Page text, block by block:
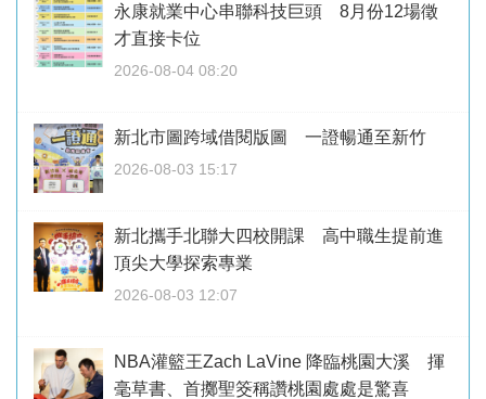
永康就業中心串聯科技巨頭 8月份12場徵
才直接卡位
2026-08-04 08:20
新北市圖跨域借閱版圖 一證暢通至新竹
2026-08-03 15:17
新北攜手北聯大四校開課 高中職生提前進
頂尖大學探索專業
2026-08-03 12:07
NBA灌籃王Zach LaVine 降臨桃園大溪 揮
毫草書、首擲聖筊稱讚桃園處處是驚喜